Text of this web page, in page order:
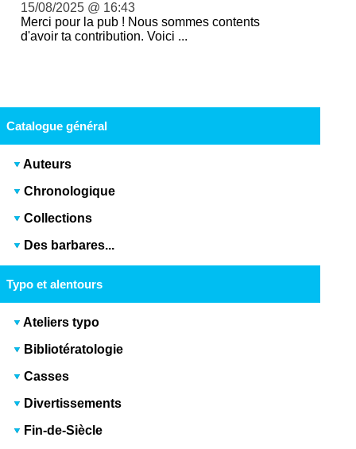
15/08/2025 @ 16:43
Merci pour la pub ! Nous sommes contents
d'avoir ta contribution. Voici ...
Catalogue général
Auteurs
Chronologique
Collections
Des barbares...
Typo et alentours
Ateliers typo
Bibliotératologie
Casses
Divertissements
Fin-de-Siècle